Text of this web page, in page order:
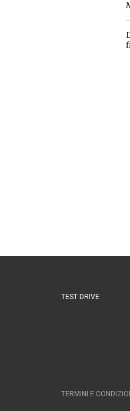
TEST DRIVE
TERMINI E